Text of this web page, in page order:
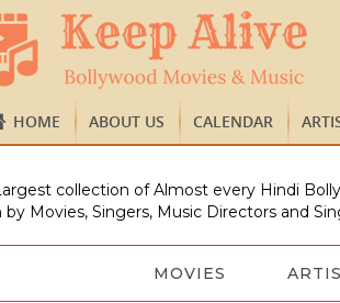
HOME ABOUT US CALENDAR
collection of Almost every Hindi
Movies, Singers, Music Directors and
MOVIES